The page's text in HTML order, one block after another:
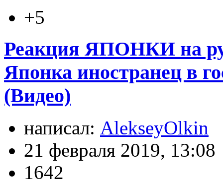
+5
Реакция ЯПОНКИ на
Японка иностранец в
(Видео)
написал: AlekseyOlkin
21 февраля 2019, 13:08
1642